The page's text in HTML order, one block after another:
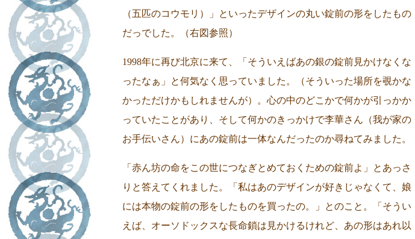
（五匹のコウモリ）」といったデザインの丸い錠前の形をしたもの
だっでした。（右図参照）
1998年に再び北京に来て、「そういえばあの銀の錠前見かけなくな
ったなぁ」と何気なく思っていました。（そういった場所を覗かな
かっただけかもしれませんが）。心の中のどこかで何かが引っかか
っていたことがあり、そして何かのきっかけで李華さん（我が家の
お手伝いさん）にあの錠前は一体なんだったのか尋ねてみました。
「赤ん坊の命をこの世につなぎとめておくための錠前よ」とあっさ
りと答えてくれました。「私はあのデザインが好きじゃなくて、娘
には本物の錠前の形をしたものを買ったの。」とのこと。「そうい
えば、オーソドックスな長命鎖は見かけるけれど、あの形はあれ以